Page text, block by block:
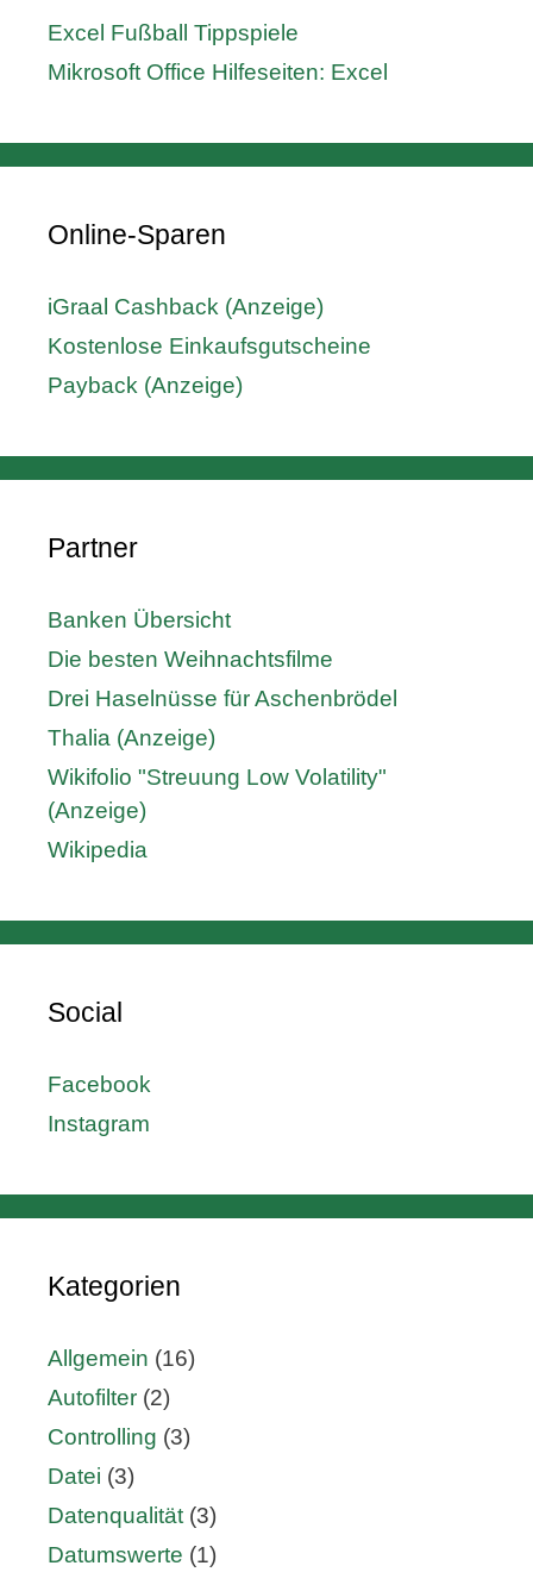
Excel Fußball Tippspiele
Mikrosoft Office Hilfeseiten: Excel
Online-Sparen
iGraal Cashback (Anzeige)
Kostenlose Einkaufsgutscheine
Payback (Anzeige)
Partner
Banken Übersicht
Die besten Weihnachtsfilme
Drei Haselnüsse für Aschenbrödel
Thalia (Anzeige)
Wikifolio "Streuung Low Volatility"
(Anzeige)
Wikipedia
Social
Facebook
Instagram
Kategorien
Allgemein (16)
Autofilter (2)
Controlling (3)
Datei (3)
Datenqualität(3)
Datumswerte (1)